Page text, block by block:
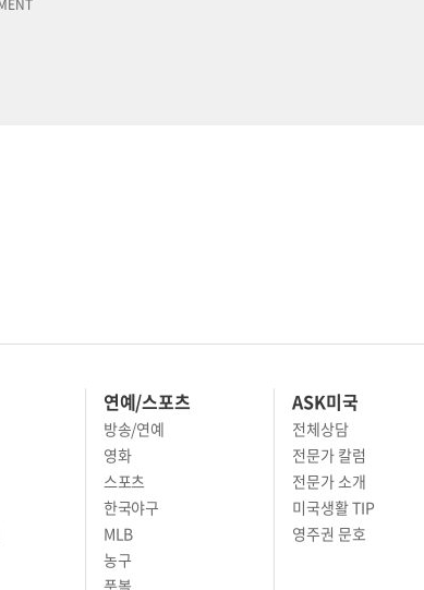
연예/스포츠
방송/연예
영화
스포츠
한국야구
ASK미국
전체상담
전문가 칼럼
전문가 소개